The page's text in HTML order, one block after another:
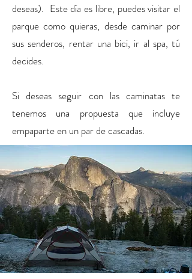
deseas). Este día es libre, puedes visitar el
parque como quieras, desde caminar por
sus senderos, rentar una bici, ir al spa, tú
decides.
Si deseas seguir con las caminatas te
tenemos una propuesta que incluye
empaparte en un par de cascadas.